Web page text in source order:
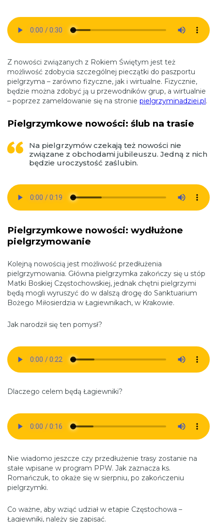
Z nowości związanych z Rokiem Świętym jest też
możliwość zdobycia szczególnej pieczątki do paszportu
pielgrzyma – zarówno fizyczne, jak i wirtualne. Fizycznie,
będzie można zdobyć ją u przewodników grup, a wirtualnie
– poprzez zameldowanie się na stronie pielgrzyminadziei.pl.
Pielgrzymkowe nowości: ślub na trasie
Na pielgrzymów czekają też nowości nie
związane z obchodami jubileuszu. Jedną z nich
będzie uroczystość zaślubin.
Pielgrzymkowe nowości: wydłużone
pielgrzymowanie
Kolejną nowością jest możliwość przedłużenia
pielgrzymowania. Główna pielgrzymka zakończy się u stóp
Matki Boskiej Częstochowskiej, jednak chętni pielgrzymi
będą mogli wyruszyć do w dalszą drogę do Sanktuarium
Bożego Miłosierdzia w Łagiewnikach, w Krakowie.
Jak narodził się ten pomysł?
Dlaczego celem będą Łagiewniki?
Nie wiadomo jeszcze czy przedłużenie trasy zostanie na
stałe wpisane w program PPW. Jak zaznacza ks.
Romańczuk, to okaże się w sierpniu, po zakończeniu
pielgrzymki.
Co ważne, aby wziąć udział w etapie Częstochowa –
Łagiewniki, należy się zapisać.